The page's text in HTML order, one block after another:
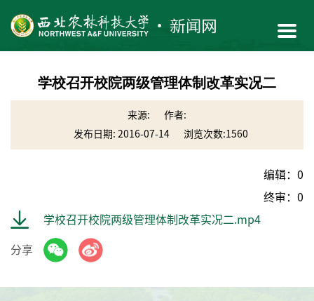
学校召开校院两级管理体制改革实况二
来源:
作者:
发布日期: 2016-07-14
浏览次数:1560
编辑：0
终审：0
学校召开校院两级管理体制改革实况二.mp4
分享